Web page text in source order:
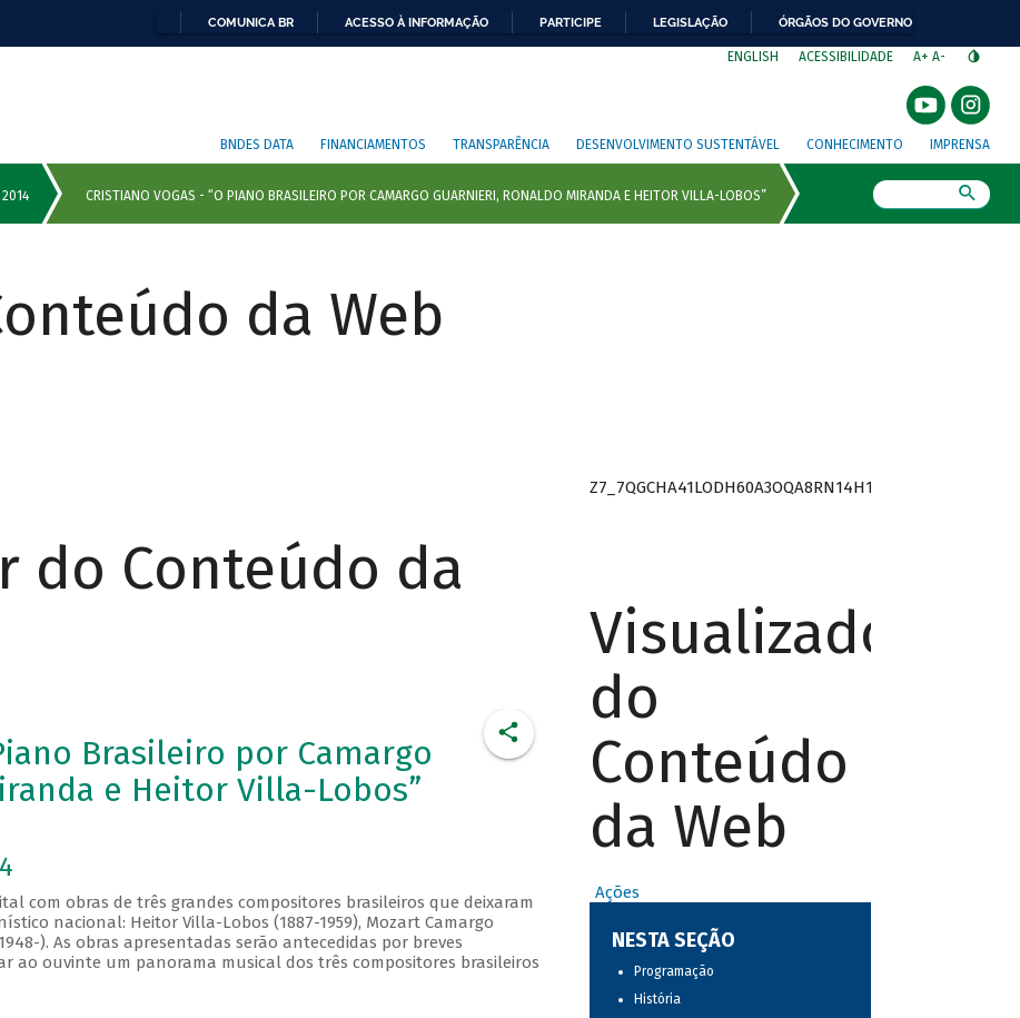
COMUNICA BR ACESSO À INFORMAÇÃO PARTICIPE LEGISLAÇÃO ÓRGÃOS DO GOVERNO
ENGLISH ACESSIBILIDADE A+ A-
BNDES DATA FINANCIAMENTOS TRANSPARÊNCIA DESENVOLVIMENTO SUSTENTÁVEL CONHECIMENTO IMPRENSA
da Web
do Conteúdo da
Brasileiro por Camargo
e Heitor Villa-Lobos”
com obras de três grandes compositores brasileiros que deixaram
nacional: Heitor Villa-Lobos (1887-1959), Mozart Camargo
). As obras apresentadas serão antecedidas por breves
ao ouvinte um panorama musical dos três compositores brasileiros
Z7_7QGCHA41LODH60A3OQA8RN14H1
Visualizador
do
Conteúdo
da Web
Ações
NESTA SEÇÃO
Programação
História